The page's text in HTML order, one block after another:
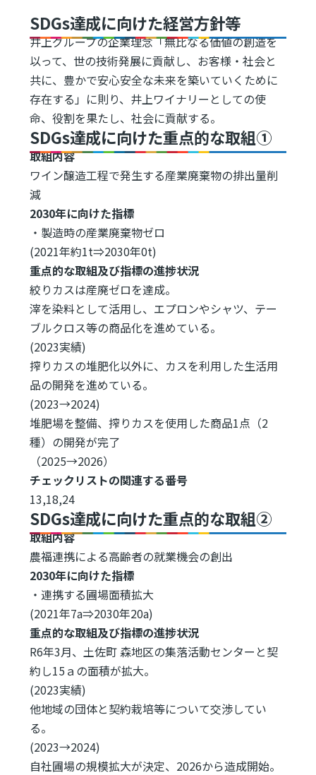
SDGs達成に向けた経営方針等
井上グループの企業理念「無比なる価値の創造を
以って、世の技術発展に貢献し、お客様・社会と
共に、豊かで安心安全な未来を築いていくために
存在する」に則り、井上ワイナリーとしての使
命、役割を果たし、社会に貢献する。
SDGs達成に向けた重点的な取組①
取組内容
ワイン醸造工程で発生する産業廃棄物の排出量削
減
2030年に向けた指標
・製造時の産業廃棄物ゼロ
(2021年約1t⇒2030年0t)
重点的な取組及び指標の進捗状況
絞りカスは産廃ゼロを達成。
滓を染料として活用し、エプロンやシャツ、テー
ブルクロス等の商品化を進めている。
(2023実績)
搾りカスの堆肥化以外に、カスを利用した生活用
品の開発を進めている。
(2023→2024)
堆肥場を整備、搾りカスを使用した商品1点（2
種）の開発が完了
（2025→2026）
チェックリストの関連する番号
13,18,24
SDGs達成に向けた重点的な取組②
取組内容
農福連携による高齢者の就業機会の創出
2030年に向けた指標
・連携する圃場面積拡大
(2021年7a⇒2030年20a)
重点的な取組及び指標の進捗状況
R6年3月、土佐町 森地区の集落活動センターと契
約し15ａの面積が拡大。
(2023実績)
他地域の団体と契約栽培等について交渉してい
る。
(2023→2024)
自社圃場の規模拡大が決定、2026から造成開始。